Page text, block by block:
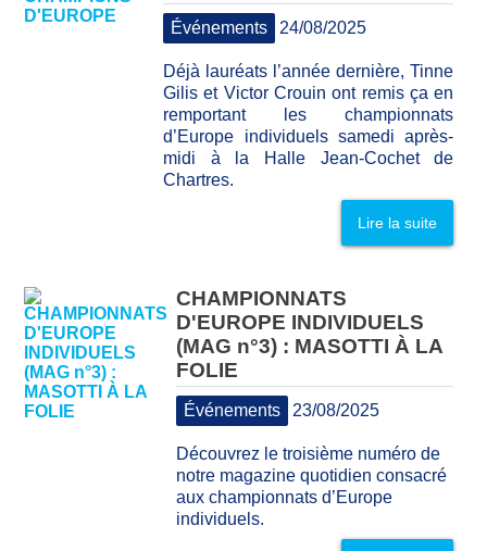
Événements 24/08/2025
Déjà lauréats l’année dernière, Tinne
Gilis et Victor Crouin ont remis ça en
remportant les championnats
d’Europe individuels samedi après-
midi à la Halle Jean-Cochet de
Chartres.
Lire la suite
CHAMPIONNATS
D'EUROPE INDIVIDUELS
(MAG n°3) : MASOTTI À LA
FOLIE
Événements 23/08/2025
Découvrez le troisième numéro de
notre magazine quotidien consacré
aux championnats d’Europe
individuels.